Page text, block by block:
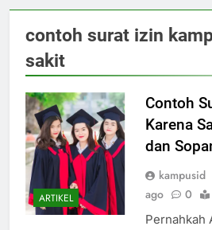
contoh surat izin
sakit
ARTIKEL
Contoh
Karena
dan
kampusid
ago
0
Pernahkah